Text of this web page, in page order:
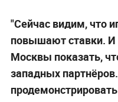
"Сейчас видим, что
повышают ставки. И
Москвы показать,
западных